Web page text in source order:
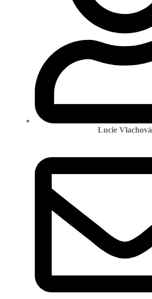
Lucie Vlachová